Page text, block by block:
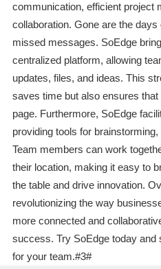
communication, efficient project
collaboration. Gone are the
missed messages. SoEdge
centralized platform, allowing
updates, files, and ideas. This
saves time but also ensures
page. Furthermore, SoEdge
providing tools for
Team members can work
their location, making it easy to
the table and drive innovation.
revolutionizing the way
more connected and
success. Try SoEdge today and
for your team.#3#